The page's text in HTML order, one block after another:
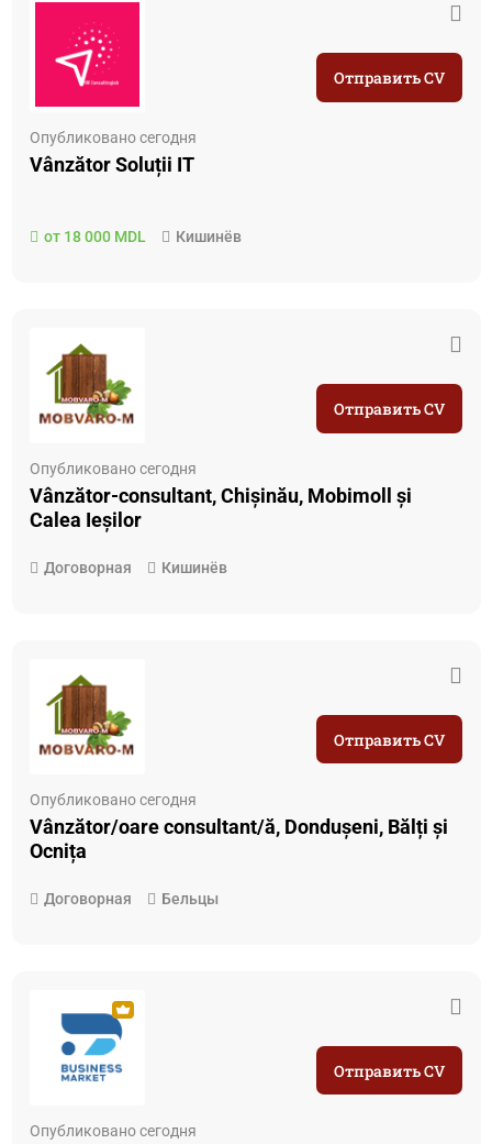
Опубликовано сегодня
Vânzător Soluții IT
от 18 000 MDL Кишинёв
Отправить CV
Опубликовано сегодня
Vânzător-consultant, Chișinău, Mobimoll și
Calea Ieșilor
Договорная Кишинёв
Отправить CV
Опубликовано сегодня
Vânzător/oare consultant/ă, Dondușeni, Bălți și
Ocnița
Договорная Бельцы
Отправить CV
Опубликовано сегодня
Отправить CV